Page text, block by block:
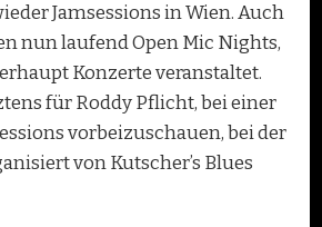
Jamsessions in Wien. Auch
nun laufend Open Mic Nights,
Konzerte veranstaltet.
für Roddy Pflicht, bei einer
vorbeizuschauen, bei der
von Kutscher’s Blues